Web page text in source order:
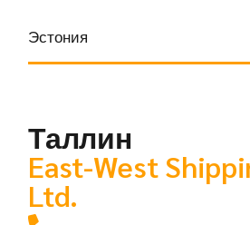
Эстония
Таллин
East-West
Ltd.